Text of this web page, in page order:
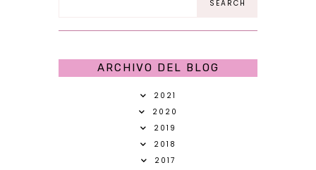
ARCHIVO DEL BLOG
2021
2020
2019
2018
2017